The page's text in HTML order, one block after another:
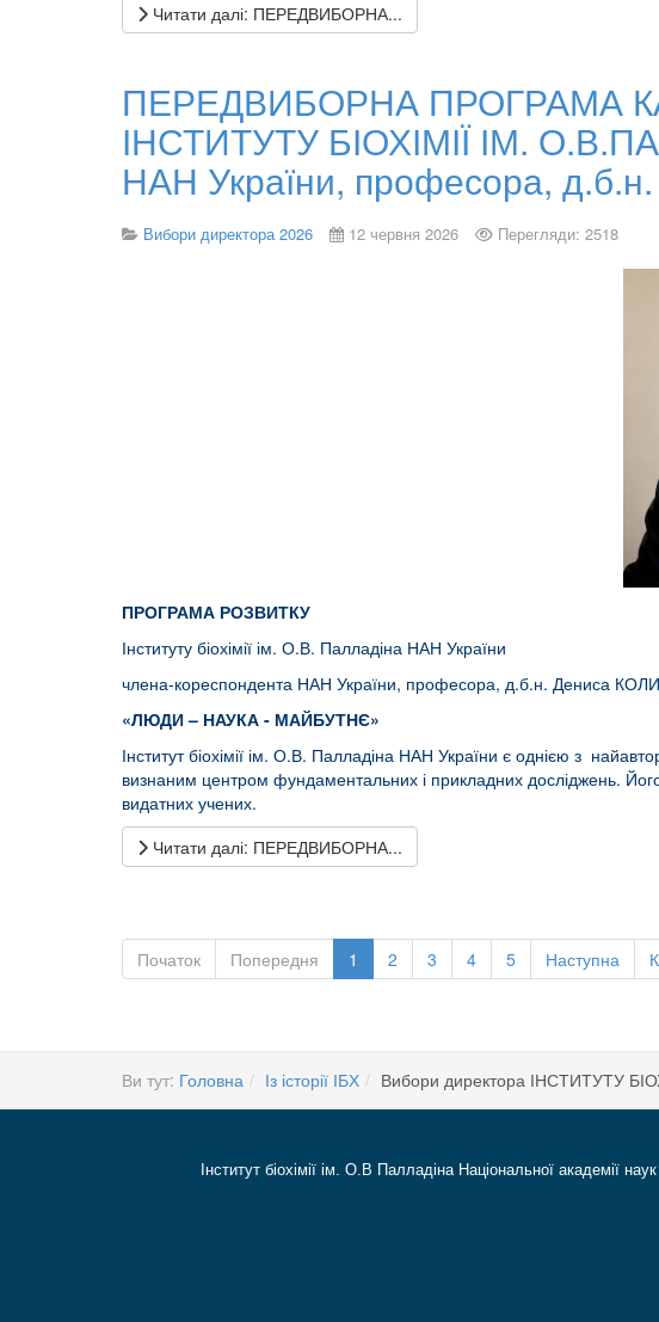
Читати далі: ПЕРЕДВИБОРНА...
ПЕРЕДВИБОРНА ПРОГРАМА
ІНСТИТУТУ БІОХІМІЇ ІМ.
НАН України, професора,
Вибори директора 2026 12 червня 2026 Перегляди: 2518
ПРОГРАМА РОЗВИТКУ
Інституту біохімії ім. О.В. Палладіна НАН України
члена-кореспондента НАН України, професора, д.б.н. Дениса
«ЛЮДИ – НАУКА - МАЙБУТНЄ»
Інститут біохімії ім. О.В. Палладіна НАН України є однією з
визнаним центром фундаментальних і прикладних досліджень.
видатних учених.
Читати далі: ПЕРЕДВИБОРНА...
Початок Попередня 1 2 3 4 5 Наступна
Ви тут: Головна Із історії ІБХ Вибори директора ІНСТИТУТУ
Інститут біохімії ім. О.В Палладіна Національної